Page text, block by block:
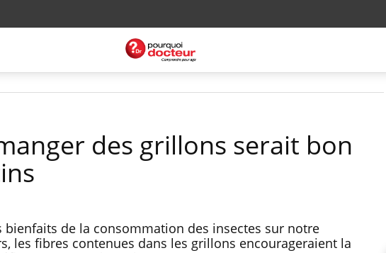
des grillons serait bon
bienfaits de la consommation des insectes sur notre
les fibres contenues dans les grillons encourageraient la